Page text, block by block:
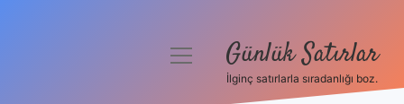
menüyü Günlük Satırlar
İlginç satırlarla sıradanlığı boz.